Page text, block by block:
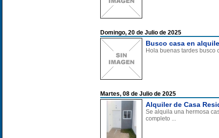
Domingo, 20 de Julio de 2025
Busco casa en
Hola buenas tardes busco
Martes, 08 de Julio de 2025
Alquiler de Casa
Se alquila una hermosa
completo ...